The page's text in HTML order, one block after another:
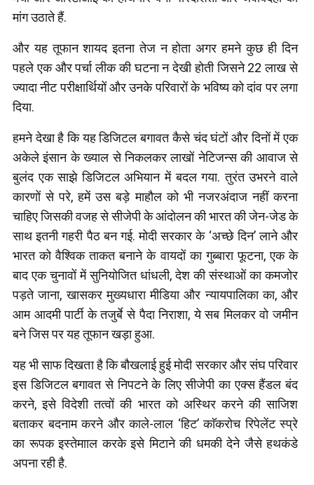
मांग उठाते हैं.
और यह तूफान शायद इतना तेज न होता अगर हमने कुछ ही दिन
पहले एक और पर्चा लीक की घटना न देखी होती जिसने 22 लाख से
ज्यादा नीट परीक्षार्थियों और उनके परिवारों के भविष्य को दांव पर लगा
दिया.
हमने देखा है कि यह डिजिटल बगावत कैसे चंद घंटों और दिनों में एक
अकेले इंसान के ख्याल से निकलकर लाखों नेटिजन्स की आवाज से
बुलंद एक साझे डिजिटल अभियान में बदल गया. तुरंत उभरने वाले
कारणों से परे, हमें उस बड़े माहौल को भी नजरअंदाज नहीं करना
चाहिए जिसकी वजह से सीजेपी के आंदोलन की भारत की जेन-जेड के
साथ इतनी गहरी पैठ बन गई. मोदी सरकार के ‘अच्छे दिन’ लाने और
भारत को वैश्विक ताकत बनाने के वायदों का गुब्बारा फूटना, एक के
बाद एक चुनावों में सुनियोजित धांधली, देश की संस्थाओं का कमजोर
पड़ते जाना, खासकर मुख्यधारा मीडिया और न्यायपालिका का, और
आम आदमी पार्टी के तजुर्बे से पैदा निराशा, ये सब मिलकर वो जमीन
बने जिस पर यह तूफान खड़ा हुआ.
यह भी साफ दिखता है कि बौखलाई हुई मोदी सरकार और संघ परिवार
इस डिजिटल बगावत से निपटने के लिए सीजेपी का एक्स हैंडल बंद
करने, इसे विदेशी तत्वों की भारत को अस्थिर करने की साजिश
बताकर बदनाम करने और काले-लाल ‘हिट’ काॅकरोच रिपेलेंट स्प्रे
का रूपक इस्तेमााल करके इसे मिटाने की धमकी देने जैसे हथकंडे
अपना रही है.